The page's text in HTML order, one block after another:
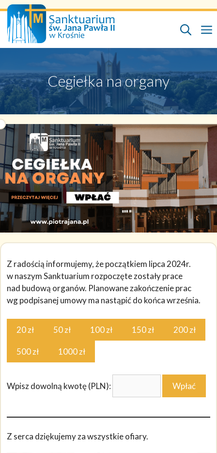
Przejdź
do
treści
Cegiełka na organy
Z ra­do­ścią in­for­mu­je­my, że początkiem lipca 2024r.
w naszym Sanktuarium rozpoczęte zo­sta­ły prace
nad bu­do­wą or­ga­nów. Planowane zakończenie prac
wg podpisanej umowy ma nastąpić do końca września.
20 zł 50 zł 100 zł 150 zł 200 zł
500 zł 1000 zł
Wpisz dowolną kwotę (PLN): Wpłać
Z serca dziękujemy za wszystkie ofiary.